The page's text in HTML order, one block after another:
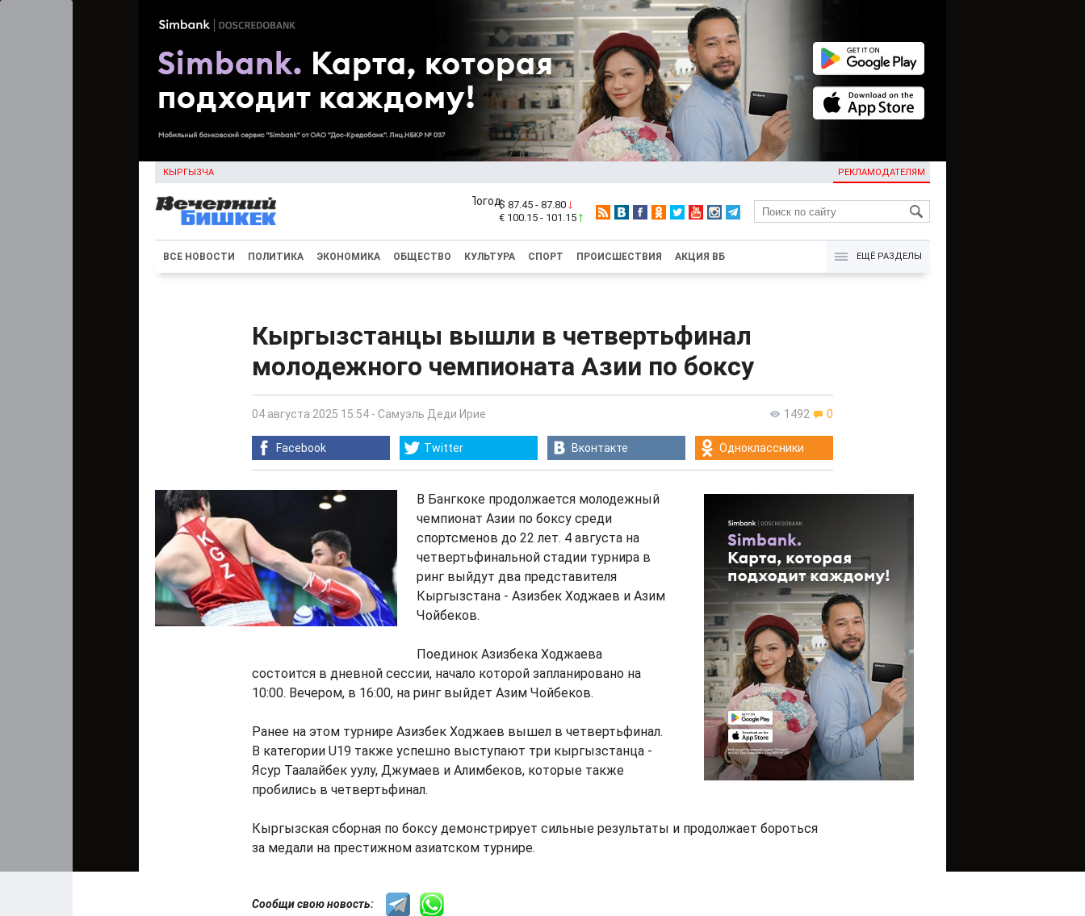
КЫРГЫЗЧА РЕКЛАМОДАТЕЛЯМ
KG
$ 87.45 - 87.80
€ 100.15 - 101.15
ВСЕ НОВОСТИ ПОЛИТИКА ЭКОНОМИКА ОБЩЕСТВО КУЛЬТУРА СПОРТ ПРОИСШЕСТВИЯ АКЦИЯ ВБ ЕЩЁ РАЗДЕЛЫ
Кыргызстанцы вышли в четвертьфинал
молодежного чемпионата Азии по боксу
1492 0
04 августа 2025 15:54 - Самуэль Деди Ирие
Facebook Twitter Вконтакте Одноклассники
В Бангкоке продолжается молодежный
чемпионат Азии по боксу среди
спортсменов до 22 лет. 4 августа на
четвертьфинальной стадии турнира в
ринг выйдут два представителя
Кыргызстана - Азизбек Ходжаев и Азим
Чойбеков.
Поединок Азизбека Ходжаева
состоится в дневной сессии, начало которой запланировано на
10:00. Вечером, в 16:00, на ринг выйдет Азим Чойбеков.
Ранее на этом турнире Азизбек Ходжаев вышел в четвертьфинал.
В категории U19 также успешно выступают три кыргызстанца -
Ясур Таалайбек уулу, Джумаев и Алимбеков, которые также
пробились в четвертьфинал.
Кыргызская сборная по боксу демонстрирует сильные результаты и продолжает бороться
за медали на престижном азиатском турнире.
Сообщи свою новость: